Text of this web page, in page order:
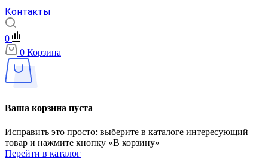
Контакты
0
0 Корзина
Ваша корзина пуста
Исправить это просто: выберите в каталоге интересующий
товар и нажмите кнопку «В корзину»
Перейти в каталог